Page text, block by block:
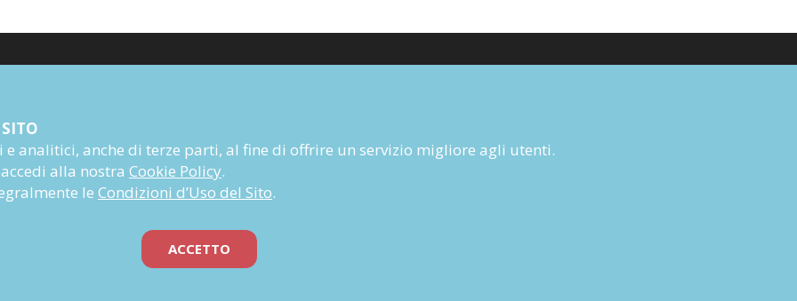
Autori
Rivista
Prossime uscite
Condizioni d’utilizzo del sito
e analitici, anche di terze parti, al fine di offrire un servizio migliore agli utenti.
alla nostra Cookie Policy.
le Condizioni d’Uso del Sito.
ACCETTO